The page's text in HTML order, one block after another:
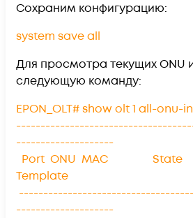
Сохраним конфигурацию:
system save all
Для просмотра текущих ONU
следующую команду:
EPON_OLT# show olt 1 all-onu-
--------------------
Port ONU MAC State
Template
--------------------